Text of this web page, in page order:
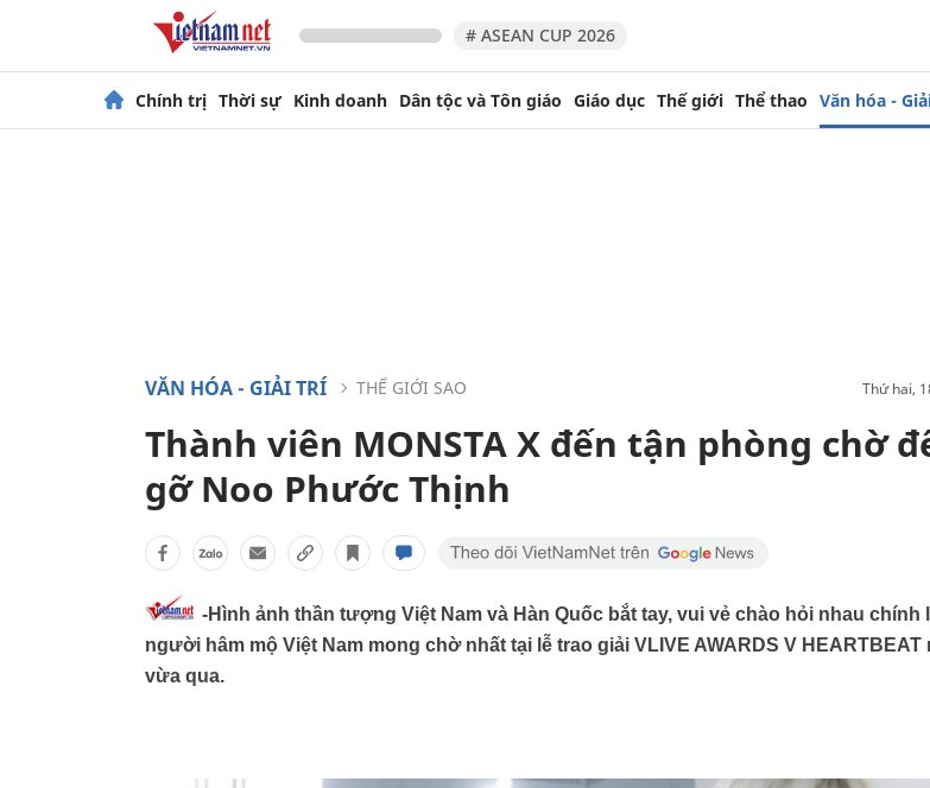
# ASEAN CUP 2026
Chính trị Thời sự Kinh doanh Dân tộc và Tôn giáo Giáo dục Thế giới Thể thao Văn hóa -
VĂN HÓA - GIẢI TRÍ THẾ GIỚI SAO thứ hai,
Thành viên MONSTA X đến tận phòng chờ
gỡ Noo Phước Thịnh
-Hình ảnh thần tượng Việt Nam và Hàn Quốc bắt tay, vui vẻ chào hỏi nhau chính
người hâm mộ Việt Nam mong chờ nhất tại lễ trao giải VLIVE AWARDS V HEARTBEAT
vừa qua.